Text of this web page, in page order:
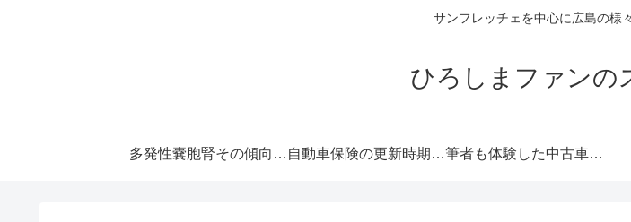
サンフレッチェを中心に広島の様
ひろしまファンの
多発性嚢胞腎その傾向と対策！大切な『寿命』を伸ばすには早めの処置が必須です！ 自動車保険の更新時期にご注意！危険度が高くなる！忘れると等級にも響きます！ 筆者も体験した中古車情報・トヨタ・軽自動車 広島査定実戦編！